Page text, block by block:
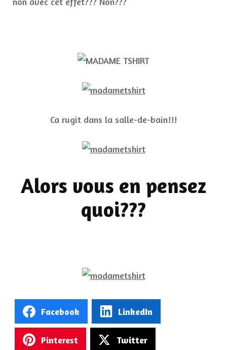
Ca rugit dans la salle-de-bain!!!
Alors vous en pensez
quoi???
Facebook LinkedIn
Pinterest Twitter